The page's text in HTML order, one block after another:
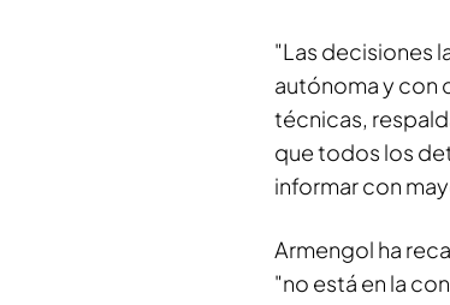
"Las decisiones
autónoma y con
técnicas,
que todos los
informar con
Armengol ha
"no está en la